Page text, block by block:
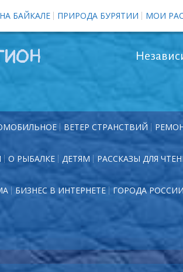
БАЙКАЛЕ ПРИРОДА БУРЯТИИ МОИ
ВЕТЕР СТРАНСТВИЙ
О РЫБАЛКЕ ДЕТЯМ РАССКАЗЫ ДЛЯ
БИЗНЕС В ИНТЕРНЕТЕ ГОРОДА РОССИИ